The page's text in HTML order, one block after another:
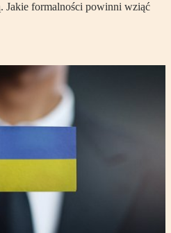
Jakie formalności powinni wziąć